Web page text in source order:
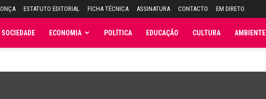
ESTATUTO EDITORIAL FICHA TÉCNICA ASSINATURA CONTACTO EM DIRETO
SOCIEDADE ECONOMIA POLÍTICA EDUCAÇÃO CULTURA AMBIENTE